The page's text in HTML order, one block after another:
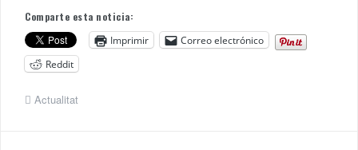
Comparte esta noticia:
Imprimir
Correo electrónico
Reddit
Actualitat